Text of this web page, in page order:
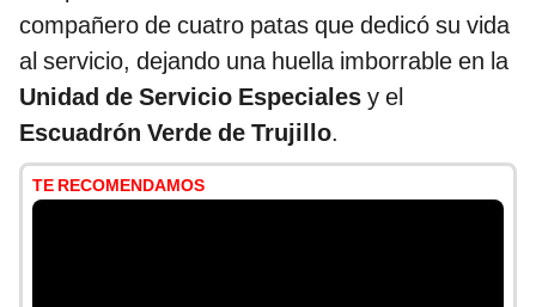
compañero de cuatro patas que dedicó su vida
al servicio, dejando una huella imborrable en la
Unidad de Servicio Especiales y el
Escuadrón Verde de Trujillo.
TE RECOMENDAMOS